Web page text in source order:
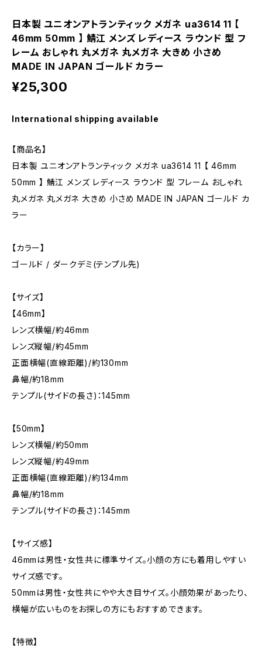
日本製 ユニオンアトランティック メガネ ua3614 11 【
46mm 50mm 】 鯖江 メンズ レディース ラウンド 型 フ
レーム おしゃれ 丸メガネ 丸メガネ 大きめ 小さめ
MADE IN JAPAN ゴールド カラー
¥25,300
International shipping available
【商品名】
日本製 ユニオンアトランティック メガネ ua3614 11 【 46mm
50mm 】 鯖江 メンズ レディース ラウンド 型 フレーム おしゃれ
丸メガネ 丸メガネ 大きめ 小さめ MADE IN JAPAN ゴールド カ
ラー
【カラー】
ゴールド / ダークデミ(テンプル先)
【サイズ】
【46mm】
レンズ横幅/約46mm
レンズ縦幅/約45mm
正面横幅(直線距離)/約130mm
鼻幅/約18mm
テンプル(サイドの長さ)：145mm
【50mm】
レンズ横幅/約50mm
レンズ縦幅/約49mm
正面横幅(直線距離)/約134mm
鼻幅/約18mm
テンプル(サイドの長さ)：145mm
【サイズ感】
46mmは男性・女性共に標準サイズ。小顔の方にも着用しやすい
サイズ感です。
50mmは男性・女性共にやや大き目サイズ。小顔効果があったり、
横幅が広いものをお探しの方にもおすすめできます。
【特徴】